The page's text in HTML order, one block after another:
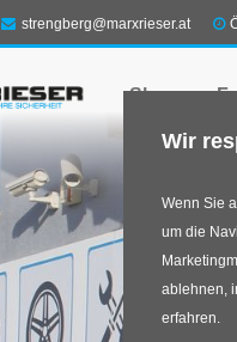
Wir
Wenn Sie
um die
ablehnen,
erfahren.
E-Mail:strengberg@marxrieser.at
Shop